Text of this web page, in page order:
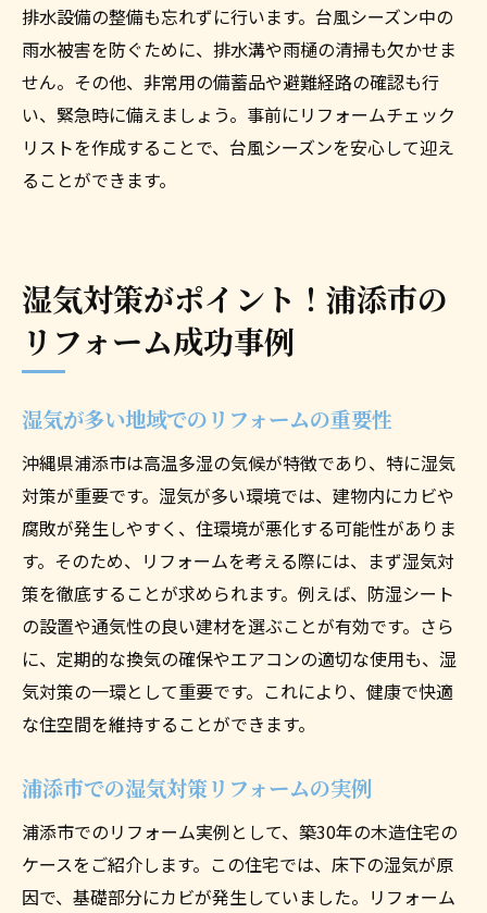
排水設備の整備も忘れずに行います。台風シーズン中の
雨水被害を防ぐために、排水溝や雨樋の清掃も欠かせま
せん。その他、非常用の備蓄品や避難経路の確認も行
い、緊急時に備えましょう。事前にリフォームチェック
リストを作成することで、台風シーズンを安心して迎え
ることができます。
湿気対策がポイント！浦添市の
リフォーム成功事例
湿気が多い地域でのリフォームの重要性
沖縄県浦添市は高温多湿の気候が特徴であり、特に湿気
対策が重要です。湿気が多い環境では、建物内にカビや
腐敗が発生しやすく、住環境が悪化する可能性がありま
す。そのため、リフォームを考える際には、まず湿気対
策を徹底することが求められます。例えば、防湿シート
の設置や通気性の良い建材を選ぶことが有効です。さら
に、定期的な換気の確保やエアコンの適切な使用も、湿
気対策の一環として重要です。これにより、健康で快適
な住空間を維持することができます。
浦添市での湿気対策リフォームの実例
浦添市でのリフォーム実例として、築30年の木造住宅の
ケースをご紹介します。この住宅では、床下の湿気が原
因で、基礎部分にカビが発生していました。リフォーム